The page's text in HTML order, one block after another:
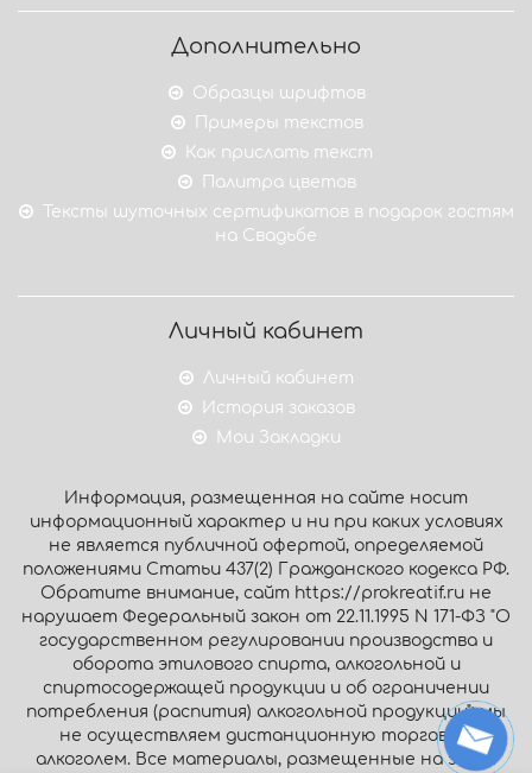
Дополнительно
Образцы шрифтов
Примеры текстов
Как прислать текст
Палитра цветов
Тексты шуточных сертификатов в подарок гостям
на Свадьбе
Личный кабинет
Личный кабинет
История заказов
Мои Закладки
Информация, размещенная на сайте носит
информационный характер и ни при каких условиях
не является публичной офертой, определяемой
положениями Статьи 437(2) Гражданского кодекса РФ.
Обратите внимание, сайт https://prokreatif.ru не
нарушает Федеральный закон от 22.11.1995 N 171-ФЗ "О
государственном регулировании производства и
оборота этилового спирта, алкогольной и
спиртосодержащей продукции и об ограничении
потребления (распития) алкогольной продукции": мы
не осуществляем дистанционную торговлю
алкоголем. Все материалы, размещенные на этом